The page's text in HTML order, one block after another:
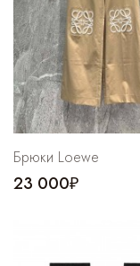
Брюки Loewe
23 000₽